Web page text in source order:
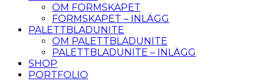
OM FORMSKAPET
FORMSKAPET – INLÄGG
PALETTBLADUNITE
OM PALETTBLADUNITE
PALETTBLADUNITE – INLÄGG
SHOP
PORTFOLIO